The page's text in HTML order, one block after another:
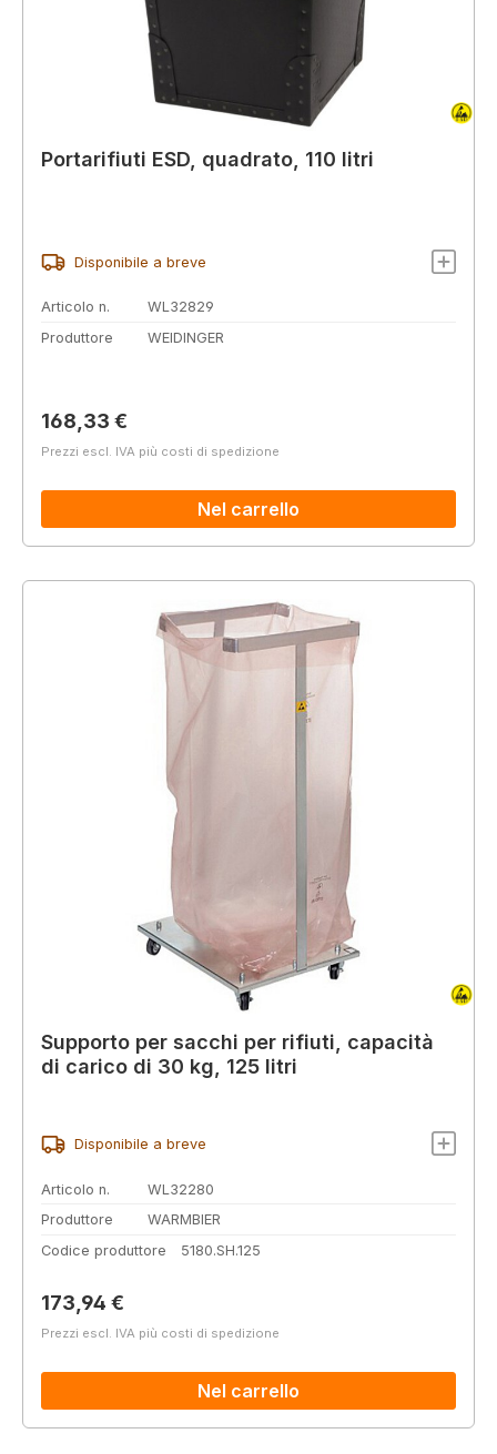
Portarifiuti ESD, quadrato, 110 litri
Disponibile a breve
Articolo n.
WL32829
Produttore
WEIDINGER
Prezzo normale:
168,33 €
Prezzi escl. IVA più costi di spedizione
Nel carrello
Supporto per sacchi per rifiuti, capacità
di carico di 30 kg, 125 litri
Disponibile a breve
Articolo n.
WL32280
Produttore
WARMBIER
Codice produttore
5180.SH.125
Prezzo normale:
173,94 €
Prezzi escl. IVA più costi di spedizione
Nel carrello